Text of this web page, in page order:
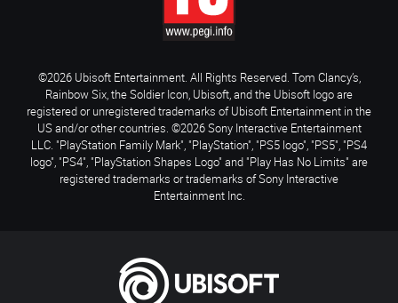
©2026 Ubisoft Entertainment. All Rights Reserved. Tom Clancy’s,
Rainbow Six, the Soldier Icon, Ubisoft, and the Ubisoft logo are
registered or unregistered trademarks of Ubisoft Entertainment in the
US and/or other countries. ©2026 Sony Interactive Entertainment
LLC. "PlayStation Family Mark", "PlayStation", "PS5 logo", "PS5", "PS4
logo", "PS4", "PlayStation Shapes Logo" and "Play Has No Limits" are
registered trademarks or trademarks of Sony Interactive
Entertainment Inc.